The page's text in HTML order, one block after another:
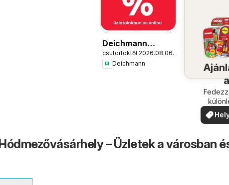
Deichmann
akciós újság
csütörtöktől 2026.08.06.
Deichmann
a
– Üzletek a városban